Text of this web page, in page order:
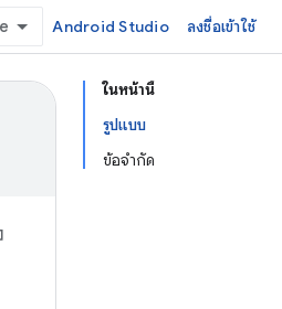
Android Studio ลงชื่อเข้าใช้
ในหน้านี้
รูปแบบ
ข้อจำกัด